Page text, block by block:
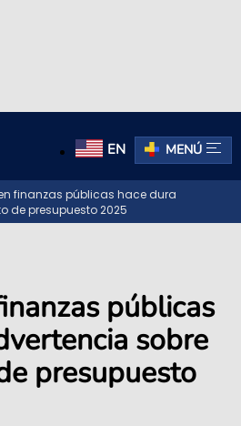
EN MENÚ
finanzas públicas hace dura
de presupuesto 2025
públicas
sobre
presupuesto